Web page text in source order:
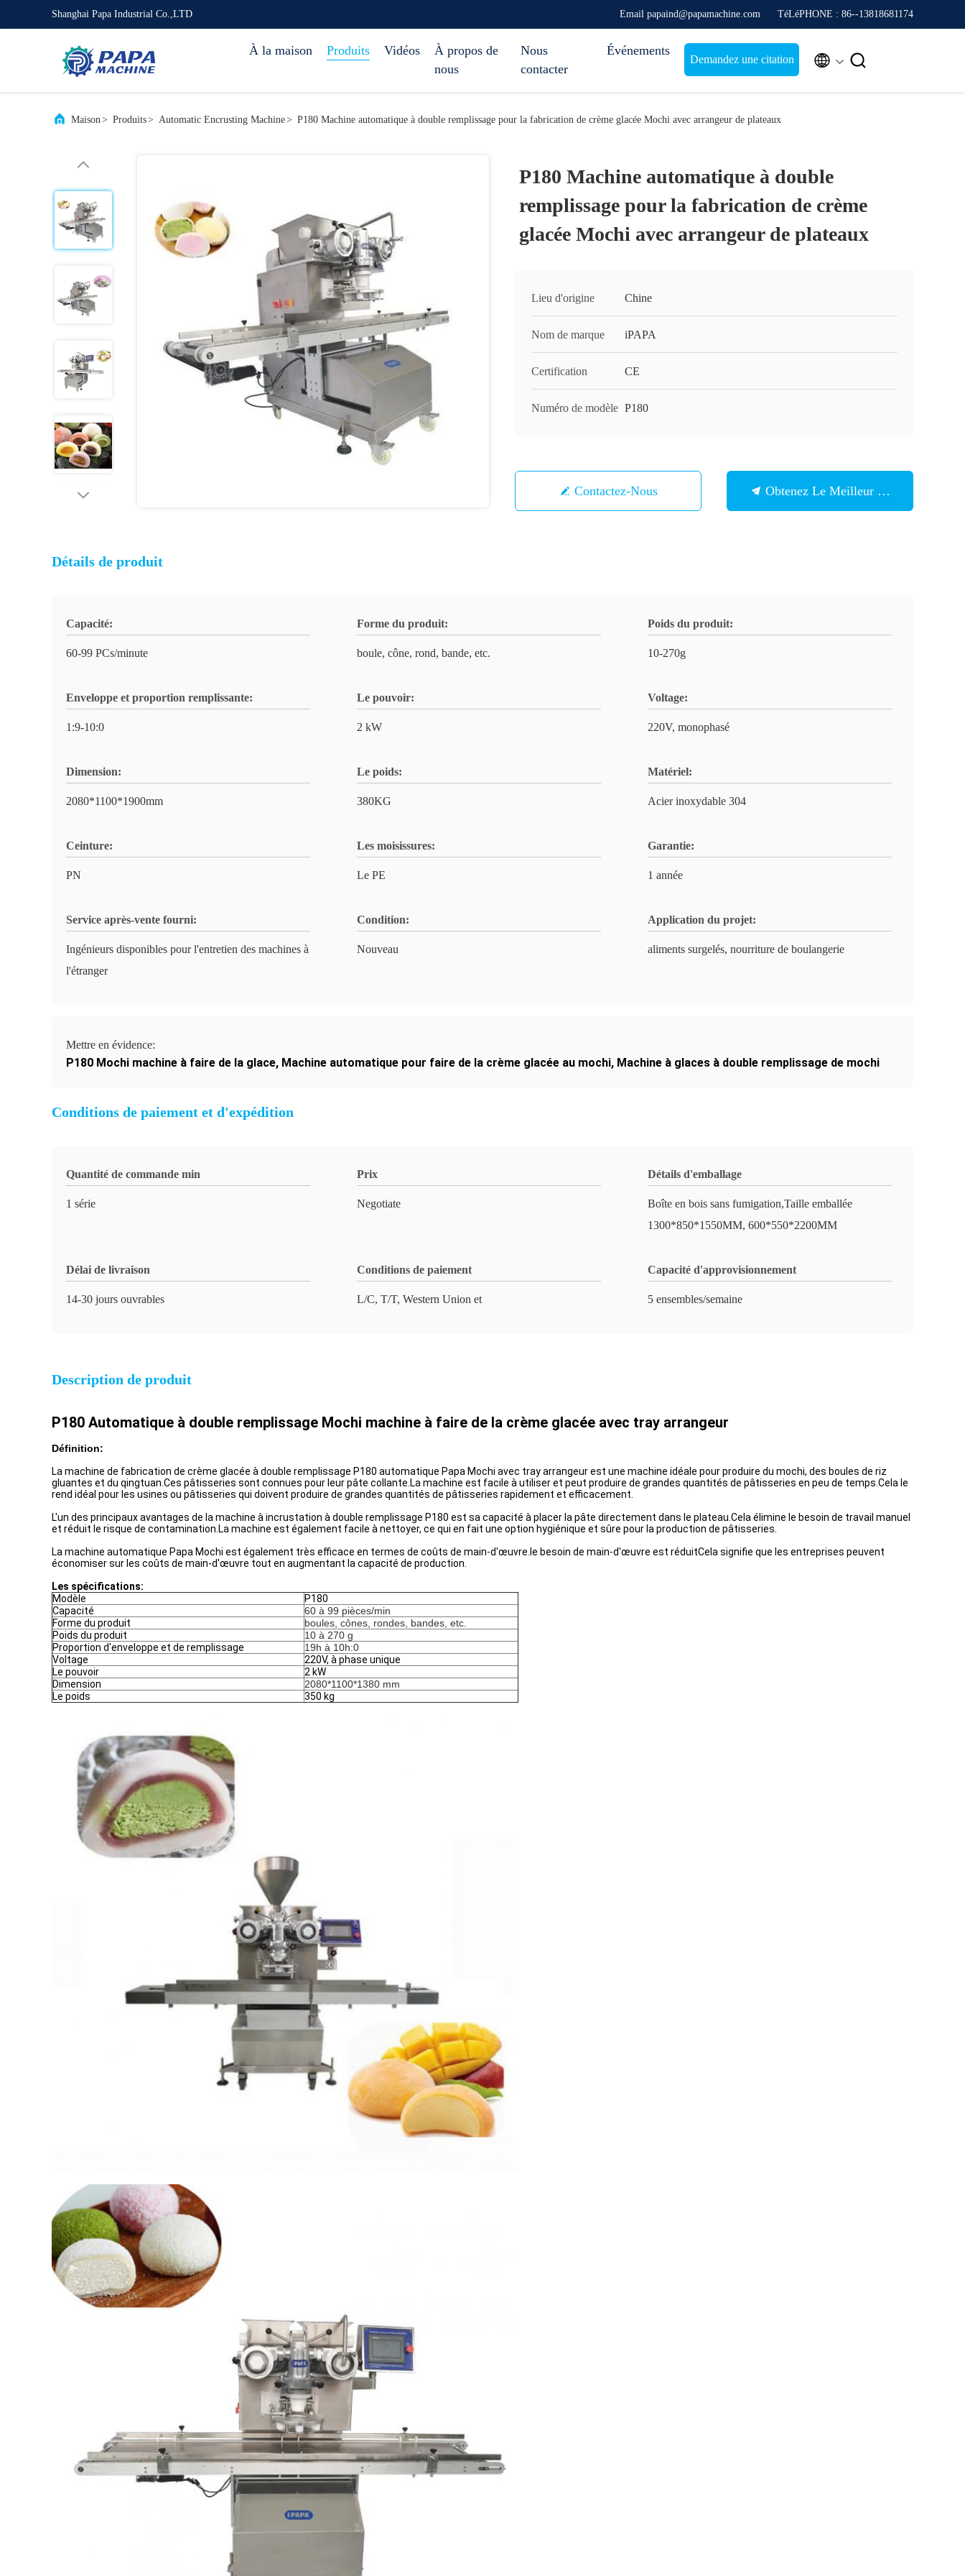
Shanghai Papa Industrial Co.,LTD Email papaind@papamachine.com TéLéPHONE : 86--13818681174
À la maison Produits Vidéos
À propos de
nous
Nous
contacter
Événements
Demandez une citation  
Maison> Produits> Automatic Encrusting Machine> P180 Machine automatique à double remplissage pour la fabrication de crème glacée Mochi avec arrangeur de plateaux
P180 Machine automatique à double
remplissage pour la fabrication de crème
glacée Mochi avec arrangeur de plateaux
Lieu d'origine Chine
Nom de marque iPAPA
Certification CE
Numéro de modèle P180
Contactez-Nous Obtenez Le Meilleur Prix
Détails de produit
Capacité:
60-99 PCs/minute
Forme du produit:
boule, cône, rond, bande, etc.
Poids du produit:
10-270g
Enveloppe et proportion remplissante:
1:9-10:0
Le pouvoir:
2 kW
Voltage:
220V, monophasé
Dimension:
2080*1100*1900mm
Le poids:
380KG
Matériel:
Acier inoxydable 304
Ceinture:
PN
Les moisissures:
Le PE
Garantie:
1 année
Service après-vente fourni:
Ingénieurs disponibles pour l'entretien des machines à
l'étranger
Condition:
Nouveau
Application du projet:
aliments surgelés, nourriture de boulangerie
Mettre en évidence:
P180 Mochi machine à faire de la glace, Machine automatique pour faire de la crème glacée au mochi, Machine à glaces à double remplissage de mochi
Conditions de paiement et d'expédition
Quantité de commande min
1 série
Prix
Negotiate
Détails d'emballage
Boîte en bois sans fumigation,Taille emballée
1300*850*1550MM, 600*550*2200MM
Délai de livraison
14-30 jours ouvrables
Conditions de paiement
L/C, T/T, Western Union et
Capacité d'approvisionnement
5 ensembles/semaine
Description de produit
P180 Automatique à double remplissage Mochi machine à faire de la crème glacée avec tray arrangeur
Définition:
La machine de fabrication de crème glacée à double remplissage P180 automatique Papa Mochi avec tray arrangeur est une machine idéale pour produire du mochi, des boules de riz
gluantes et du qingtuan.Ces pâtisseries sont connues pour leur pâte collante.La machine est facile à utiliser et peut produire de grandes quantités de pâtisseries en peu de temps.Cela le
rend idéal pour les usines ou pâtisseries qui doivent produire de grandes quantités de pâtisseries rapidement et efficacement.
L'un des principaux avantages de la machine à incrustation à double remplissage P180 est sa capacité à placer la pâte directement dans le plateau.Cela élimine le besoin de travail manuel
et réduit le risque de contamination.La machine est également facile à nettoyer, ce qui en fait une option hygiénique et sûre pour la production de pâtisseries.
La machine automatique Papa Mochi est également très efficace en termes de coûts de main-d'œuvre.le besoin de main-d'œuvre est réduitCela signifie que les entreprises peuvent
économiser sur les coûts de main-d'œuvre tout en augmentant la capacité de production.
Les spécifications:
Modèle
P180
Capacité
60 à 99 pièces/min
Forme du produit
boules, cônes, rondes, bandes, etc.
Poids du produit
10 à 270 g
Proportion d'enveloppe et de remplissage
19h à 10h:0
Voltage
220V, à phase unique
Le pouvoir
2 kW
Dimension
2080*1100*1380 mm
Le poids
350 kg